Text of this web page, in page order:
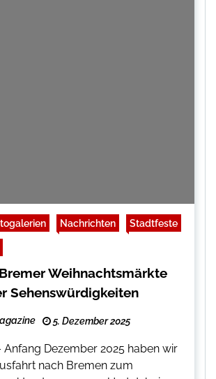
Nachrichten Stadtfeste
Weihnachtsmärkte
Sehenswürdigkeiten
5. Dezember 2025
Anfang Dezember 2025 haben wir
nach Bremen zum